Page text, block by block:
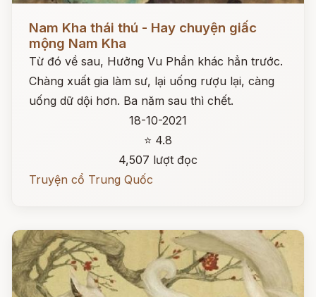
Nam Kha thái thú - Hay chuyện giấc
mộng Nam Kha
Từ đó về sau, Hưởng Vu Phần khác hẳn trước.
Chàng xuất gia làm sư, lại uống rượu lại, càng
uống dữ dội hơn. Ba năm sau thì chết.
18-10-2021
⭐ 4.8
4,507 lượt đọc
Truyện cổ Trung Quốc